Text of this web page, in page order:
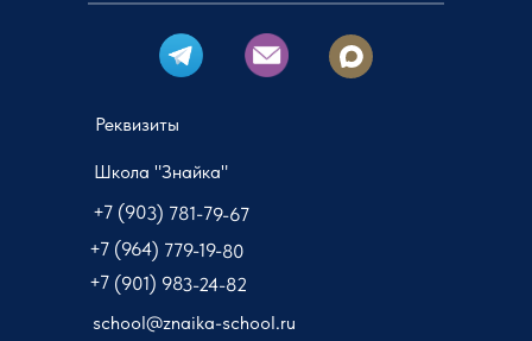
Реквизиты
Школа "Знайка"
+7 (903) 781-79-67
+7 (964) 779-19-80
+7 (901) 983-24-82
school@znaika-school.ru